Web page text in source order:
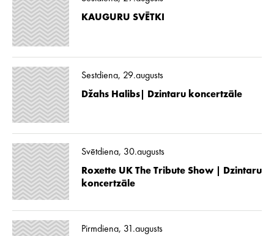
KAUGURU SVĒTKI
Sestdiena, 29.augusts
Džahs Halibs| Dzintaru koncertzāle
Svētdiena, 30.augusts
Roxette UK The Tribute Show | Dzintaru
koncertzāle
Pirmdiena, 31.augusts